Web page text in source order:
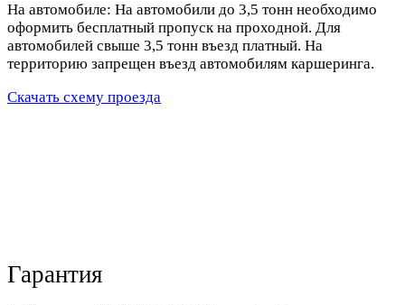
На автомобиле: На автомобили до 3,5 тонн необходимо
оформить бесплатный пропуск на проходной. Для
автомобилей свыше 3,5 тонн въезд платный. На
территорию запрещен въезд автомобилям каршеринга.
Скачать схему проезда
Гарантия